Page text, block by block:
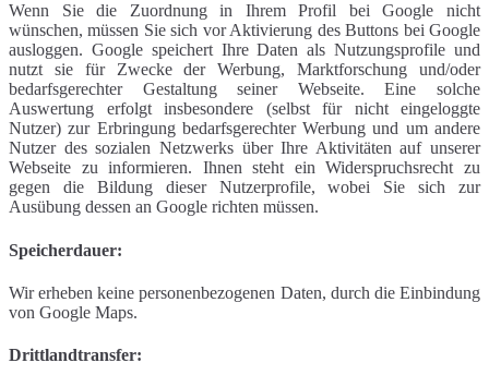
Wenn Sie die Zuordnung in Ihrem Profil bei Google nicht
wünschen, müssen Sie sich vor Aktivierung des Buttons bei Google
ausloggen. Google speichert Ihre Daten als Nutzungsprofile und
nutzt sie für Zwecke der Werbung, Marktforschung und/oder
bedarfsgerechter Gestaltung seiner Webseite. Eine solche
Auswertung erfolgt insbesondere (selbst für nicht eingeloggte
Nutzer) zur Erbringung bedarfsgerechter Werbung und um andere
Nutzer des sozialen Netzwerks über Ihre Aktivitäten auf unserer
Webseite zu informieren. Ihnen steht ein Widerspruchsrecht zu
gegen die Bildung dieser Nutzerprofile, wobei Sie sich zur
Ausübung dessen an Google richten müssen.
Speicherdauer:
Wir erheben keine personenbezogenen Daten, durch die Einbindung
von Google Maps.
Drittlandtransfer: